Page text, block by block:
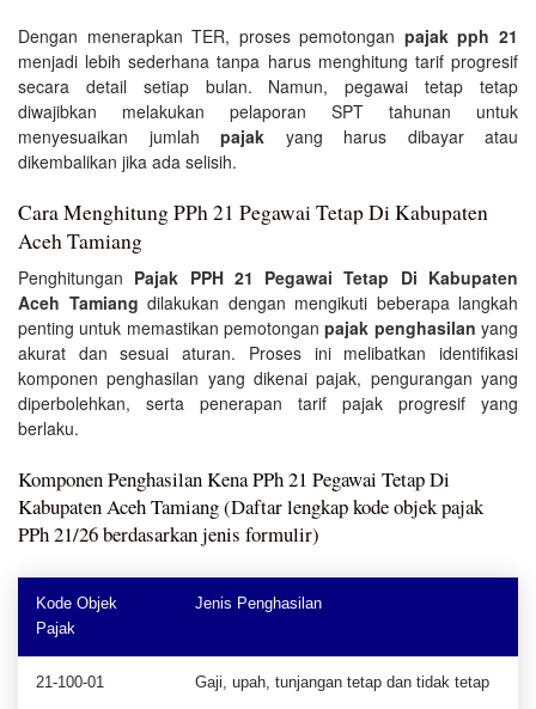
Dengan menerapkan TER, proses pemotongan pajak pph 21
menjadi lebih sederhana tanpa harus menghitung tarif progresif
secara detail setiap bulan. Namun, pegawai tetap tetap
diwajibkan melakukan pelaporan SPT tahunan untuk
menyesuaikan jumlah pajak yang harus dibayar atau
dikembalikan jika ada selisih.
Cara Menghitung PPh 21 Pegawai Tetap Di Kabupaten
Aceh Tamiang
Penghitungan Pajak PPH 21 Pegawai Tetap Di Kabupaten
Aceh Tamiang dilakukan dengan mengikuti beberapa langkah
penting untuk memastikan pemotonganpajak penghasilan yang
akurat dan sesuai aturan. Proses ini melibatkan identifikasi
komponen penghasilan yang dikenai pajak, pengurangan yang
diperbolehkan, serta penerapan tarif pajak progresif yang
berlaku.
Komponen Penghasilan Kena PPh 21 Pegawai Tetap Di
Kabupaten Aceh Tamiang (Daftar lengkap kode objek pajak
PPh 21/26 berdasarkan jenis formulir)
Kode Objek
Pajak
Jenis Penghasilan
21-100-01 Gaji, upah, tunjangan tetap dan tidak tetap